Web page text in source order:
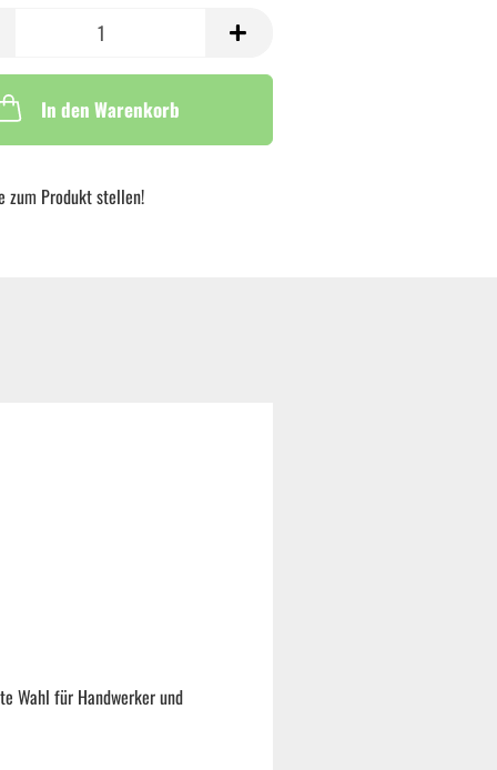
In den Warenkorb
zum Produkt stellen!
Wahl für Handwerker und